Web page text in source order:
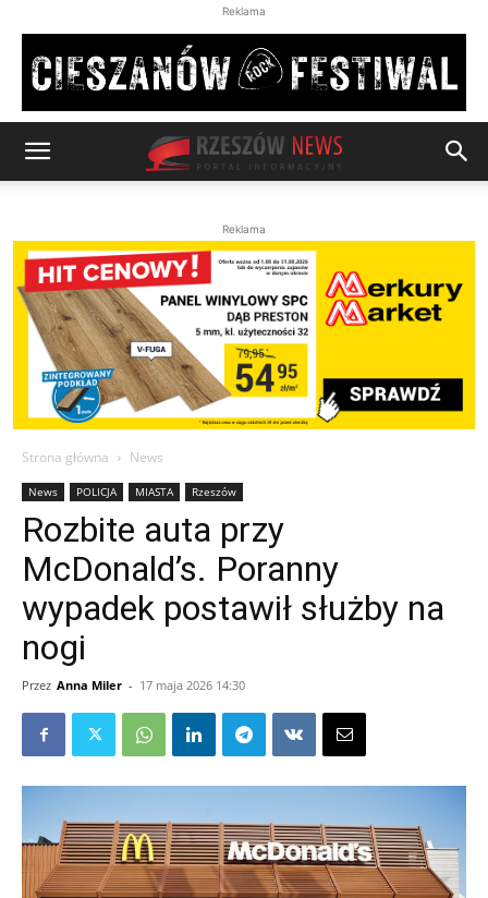
Reklama
Reklama
Strona główna News
News POLICJA MIASTA Rzeszów
Rozbite auta przy
McDonald’s. Poranny
wypadek postawił służby na
nogi
Przez Anna Miler - 17 maja 2026 14:30